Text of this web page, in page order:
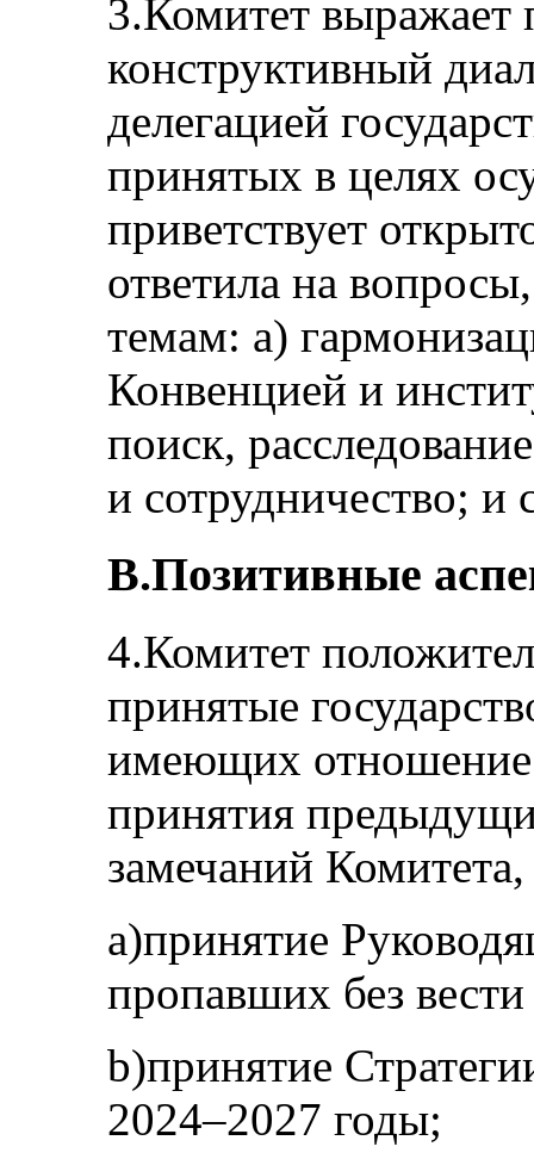
3.Комитет выражает
конструктивный
делегацией
принятых в целях
приветствует
ответила на
темам: a)
Конвенцией и
поиск,
и сотрудничество; и
B.Позитивные
4.Комитет
принятые
имеющих отношение
принятия
замечаний
a)принятие
пропавших без
b)принятие
2024–2027 годы;